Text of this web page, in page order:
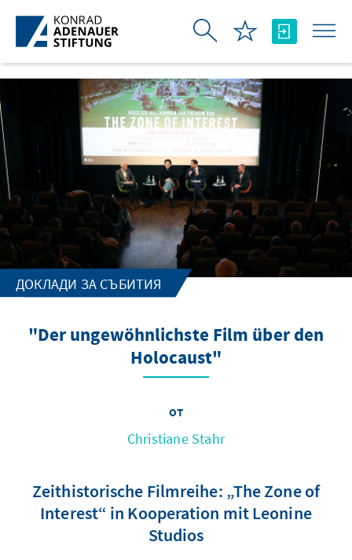
Skip to Main Content
ДОКЛАДИ ЗА СЪБИТИЯ
"Der ungewöhnlichste Film über den
Holocaust"
от
Christiane Stahr
Zeithistorische Filmreihe: „The Zone of
Interest“ in Kooperation mit Leonine
Studios